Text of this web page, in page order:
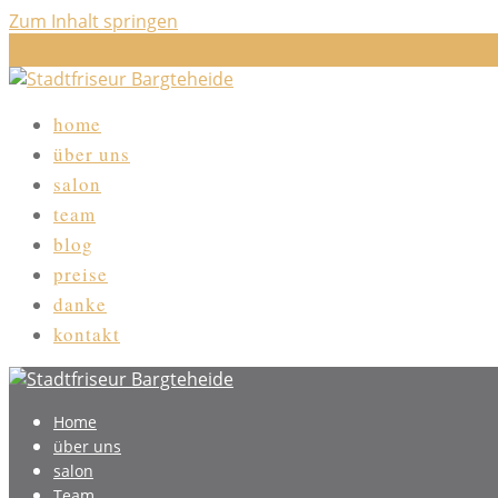
Zum Inhalt springen
home
über uns
salon
team
blog
preise
danke
kontakt
Home
über uns
salon